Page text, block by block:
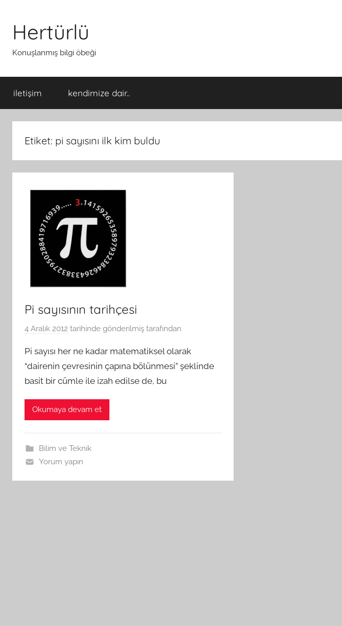
Hertürlü
Konuşlanmış bilgi öbeği
iletişim kendimize dair..
Etiket: pi sayısını ilk kim buldu
Pi sayısının tarihçesi
4 Aralık 2012 tarihinde gönderilmiş tarafından
Pi sayısı her ne kadar matematiksel olarak
“dairenin çevresinin çapına bölünmesi” şeklinde
basit bir cümle ile izah edilse de, bu
Okumaya devam et
Bilim ve Teknik
Yorum yapın